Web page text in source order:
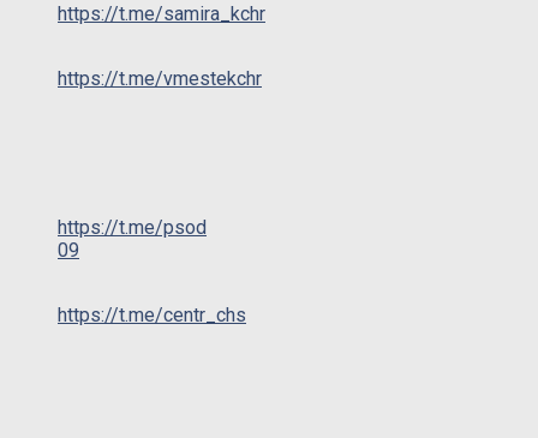
https://t.me/samira_kchr
https://t.me/vmestekchr
https://t.me/psod
09
https://t.me/centr_chs